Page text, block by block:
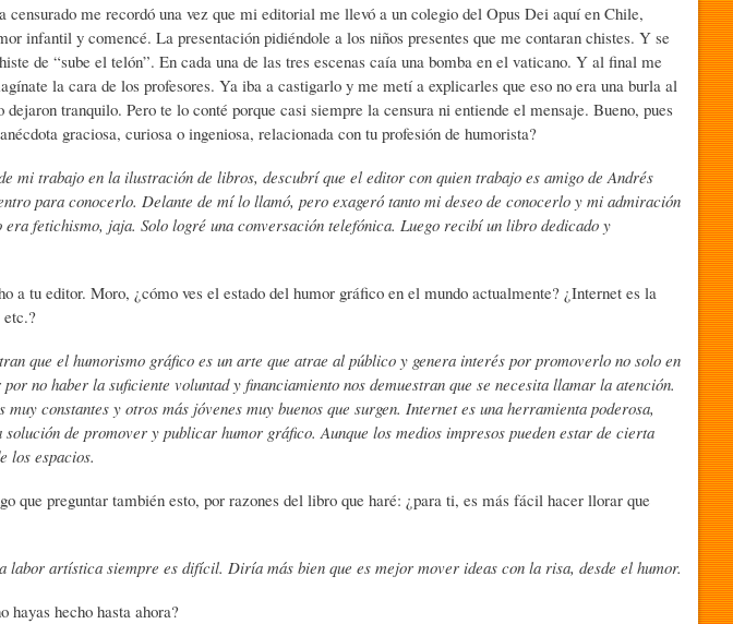
M
O
R
B
B
L
censurado me recordó una vez que mi editorial me llevó a un colegio del Opus Dei aquí en Chile,
infantil y comencé. La presentación pidiéndole a los niños presentes que me contaran chistes. Y se
de “sube el telón”. En cada una de las tres escenas caía una bomba en el vaticano. Y al final me
la cara de los profesores. Ya iba a castigarlo y me metí a explicarles que eso no era una burla al
tranquilo. Pero te lo conté porque casi siempre la censura ni entiende el mensaje. Bueno, pues
graciosa, curiosa o ingeniosa, relacionada con tu profesión de humorista?
mi trabajo en la ilustración de libros, descubrí que el editor con quien trabajo es amigo de Andrés
para conocerlo. Delante de mí lo llamó, pero exageró tanto mi deseo de conocerlo y mi admiración
fetichismo, jaja. Solo logré una conversación telefónica. Luego recibí un libro dedicado y
a tu editor. Moro, ¿cómo ves el estado del humor gráfico en el mundo actualmente? ¿Internet es la
que el humorismo gráfico es un arte que atrae al público y genera interés por promoverlo no solo en
no haber la suficiente voluntad y financiamiento nos demuestran que se necesita llamar la atención.
constantes y otros más jóvenes muy buenos que surgen. Internet es una herramienta poderosa,
de promover y publicar humor gráfico. Aunque los medios impresos pueden estar de cierta
los espacios.
que preguntar también esto, por razones del libro que haré: ¿para ti, es más fácil hacer llorar que
labor artística siempre es difícil. Diría más bien que es mejor mover ideas con la risa, desde el humor.
hayas hecho hasta ahora?